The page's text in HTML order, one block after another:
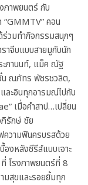
ภาพยนตร์ กับ
คอน
ร่วมทำกิจกรรมสนุกๆ
าจีบแบบสายมูกับนัก
กานนท์, แม็ค ณัฐ
น ณภัทร พัชรชวลิต,
ะอินทุกอารมณ์ไปกับ
เมื่อคำสาป…เปลี่ยน
ภิรักษ์ ชัย
วามฟินครบรสด้วย
องหลังซีรีส์แบบเจาะ
โรงภาพยนตร์ที่ 8
มสุขและรอยยิ้มทุก